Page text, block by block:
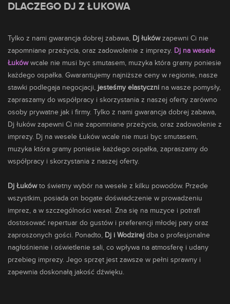
DLACZEGO DJ Z ŁUKOWA
Tylko z nami gwarancja dobrej zabawa, Dj łukówzapewni Ci nie
zapomniane przeżycia, oraz zadowolenie z imprezy. Dj na wesele
Łukówwcale nie musi byc smutasem, muzyka która gramy poniesie
każdego ospałka. Gwarantujemy najniższe ceny w regionie, nasze
stawki podlegaja negocjacji, jesteśmy elastyczni na wasze pomysły,
zapraszamy do współpracy i skorzystania z naszej oferty zarówno
osoby prywatne jak i firmy. Tylko z nami gwarancja dobrej zabawa,
Dj łuków zapewni Ci nie zapomniane przeżycia, oraz zadowolenie z
imprezy. Dj na wesele Łuków wcale nie musi byc smutasem,
muzyka która gramy poniesie każdego ospałka, zapraszamy do
współpracy i skorzystania z naszej oferty.
Dj Łukówto świetny wybór na wesele z kilku powodów. Przede
wszystkim, posiada on bogate doświadczenie w prowadzeniu
imprez, a w szczególności wesel. Zna się na muzyce i potrafi
dostosować repertuar do gustów i preferencji młodej pary oraz
zaproszonych gości. Ponadto, Dj i Wodzirej dba o profesjonalne
nagłośnienie i oświetlenie sali, co wpływa na atmosferę i udany
przebieg imprezy. Jego sprzęt jest zawsze w pełni sprawny i
zapewnia doskonałą jakość dźwięku.